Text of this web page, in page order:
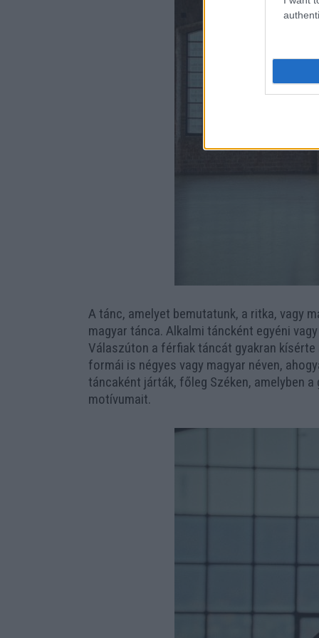
A tánc, amelyet bemutatunk, a ritka, vagy
magyar tánca. Alkalmi táncként egyéni
Válaszúton a férfiak táncát gyakran
formái is négyes vagy magyar néven,
táncaként járták, főleg Széken, amelyben
motívumait.